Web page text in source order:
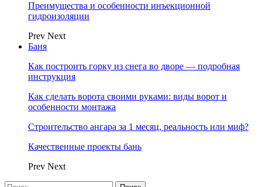
Преимущества и особенности инъекционной
гидроизоляции
Prev Next
Баня
Как построить горку из снега во дворе — подробная
инструкция
Как сделать ворота своими руками: виды ворот и
особенности монтажа
Строительство ангара за 1 месяц, реальность или миф?
Качественные проекты бань
Prev Next